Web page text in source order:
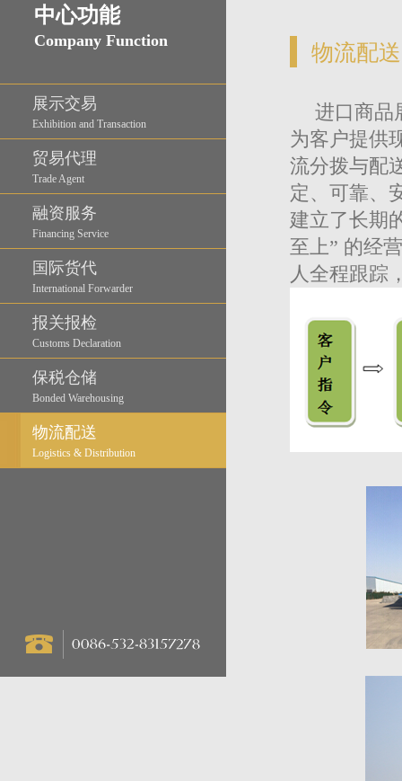
中心功能
Company Function
展示交易
Exhibition and Transaction
贸易代理
Trade Agent
融资服务
Financing Service
国际货代
International Forwarder
报关报检
Customs Declaration
保税仓储
Bonded Warehousing
物流配送
Logistics & Distribution
物流配送
进口商品
为客户提供
流分拨与配
定、可靠、
建立了长期
至上” 的经
人全程跟踪